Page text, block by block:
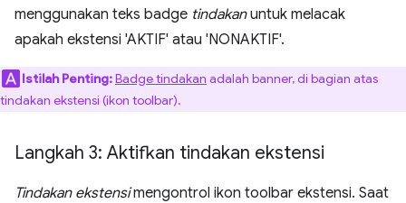
menggunakan teks badge tindakanuntuk melacak
apakah ekstensi 'AKTIF' atau 'NONAKTIF'.
Istilah Penting:Badge tindakan adalah banner, di bagian atas
tindakan ekstensi (ikon toolbar).
Langkah 3: Aktifkan tindakan ekstensi
Tindakan ekstensimengontrol ikon toolbar ekstensi. Saat